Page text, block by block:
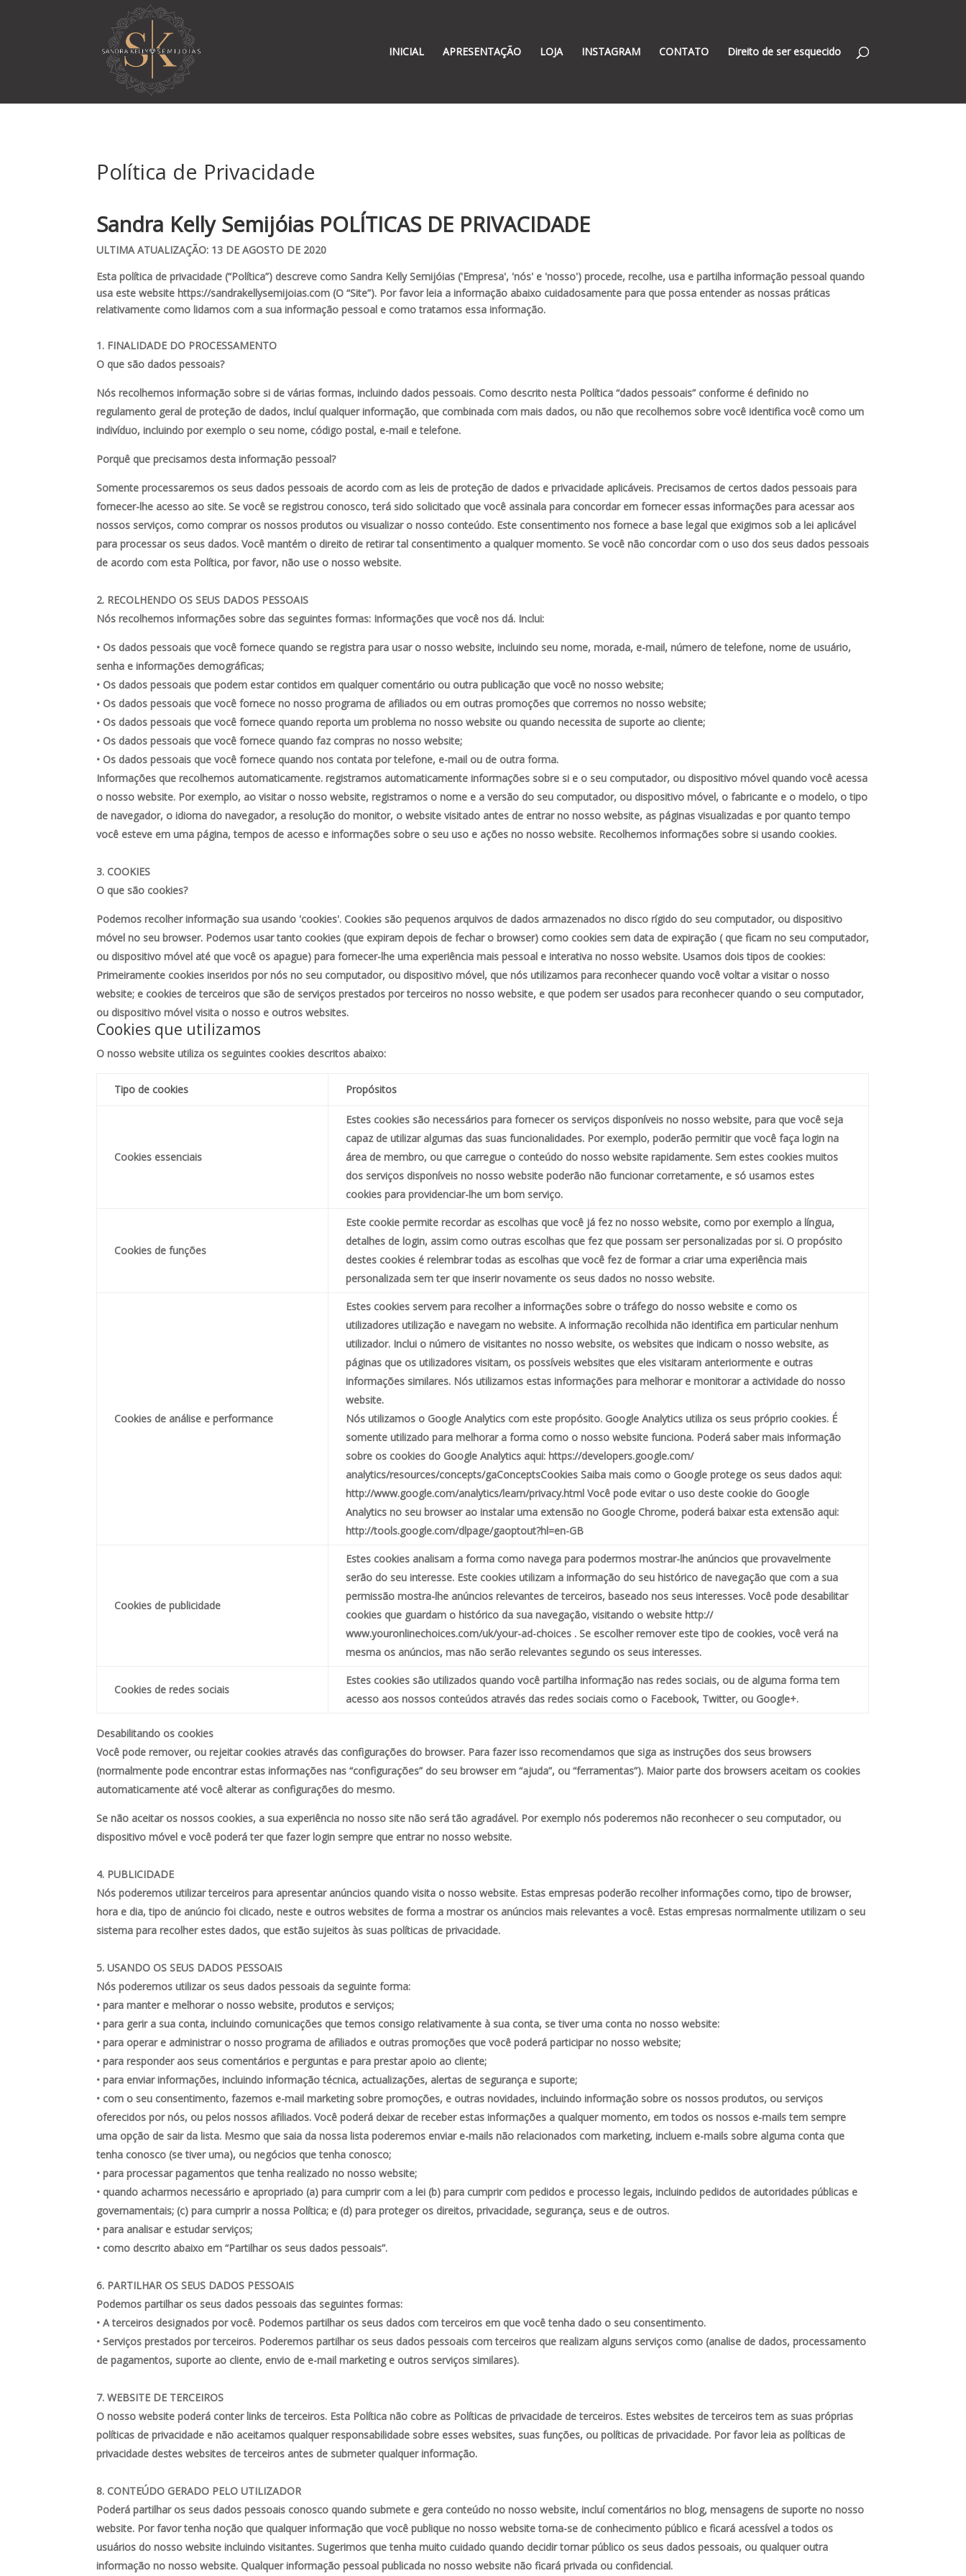
INICIAL APRESENTAÇÃO LOJA INSTAGRAM CONTATO Direito de ser esquecido
Política de Privacidade
Sandra Kelly Semijóias POLÍTICAS DE PRIVACIDADE
ULTIMA ATUALIZAÇÃO: 13 DE AGOSTO DE 2020
Esta política de privacidade (“Política”) descreve como Sandra Kelly Semijóias ('Empresa', 'nós' e 'nosso') procede, recolhe, usa e partilha informação pessoal quando
usa este website https://sandrakellysemijoias.com (O “Site”). Por favor leia a informação abaixo cuidadosamente para que possa entender as nossas práticas
relativamente como lidamos com a sua informação pessoal e como tratamos essa informação.
FINALIDADE DO PROCESSAMENTO
O que são dados pessoais?
Nós recolhemos informação sobre si de várias formas, incluindo dados pessoais. Como descrito nesta Política “dados pessoais” conforme é definido no
regulamento geral de proteção de dados, incluí qualquer informação, que combinada com mais dados, ou não que recolhemos sobre você identifica você como um
indivíduo, incluindo por exemplo o seu nome, código postal, e-mail e telefone.
Porquê que precisamos desta informação pessoal?
Somente processaremos os seus dados pessoais de acordo com as leis de proteção de dados e privacidade aplicáveis. Precisamos de certos dados pessoais para
fornecer-lhe acesso ao site. Se você se registrou conosco, terá sido solicitado que você assinala para concordar em fornecer essas informações para acessar aos
nossos serviços, como comprar os nossos produtos ou visualizar o nosso conteúdo. Este consentimento nos fornece a base legal que exigimos sob a lei aplicável
para processar os seus dados. Você mantém o direito de retirar tal consentimento a qualquer momento. Se você não concordar com o uso dos seus dados pessoais
de acordo com esta Política, por favor, não use o nosso website.
RECOLHENDO OS SEUS DADOS PESSOAIS
Nós recolhemos informações sobre das seguintes formas: Informações que você nos dá. Inclui:
• Os dados pessoais que você fornece quando se registra para usar o nosso website, incluindo seu nome, morada, e-mail, número de telefone, nome de usuário,
senha e informações demográficas;
• Os dados pessoais que podem estar contidos em qualquer comentário ou outra publicação que você no nosso website;
• Os dados pessoais que você fornece no nosso programa de afiliados ou em outras promoções que corremos no nosso website;
• Os dados pessoais que você fornece quando reporta um problema no nosso website ou quando necessita de suporte ao cliente;
• Os dados pessoais que você fornece quando faz compras no nosso website;
• Os dados pessoais que você fornece quando nos contata por telefone, e-mail ou de outra forma.
Informações que recolhemos automaticamente. registramos automaticamente informações sobre si e o seu computador, ou dispositivo móvel quando você acessa
o nosso website. Por exemplo, ao visitar o nosso website, registramos o nome e a versão do seu computador, ou dispositivo móvel, o fabricante e o modelo, o tipo
de navegador, o idioma do navegador, a resolução do monitor, o website visitado antes de entrar no nosso website, as páginas visualizadas e por quanto tempo
você esteve em uma página, tempos de acesso e informações sobre o seu uso e ações no nosso website. Recolhemos informações sobre si usando cookies.
COOKIES
O que são cookies?
Podemos recolher informação sua usando 'cookies'. Cookies são pequenos arquivos de dados armazenados no disco rígido do seu computador, ou dispositivo
móvel no seu browser. Podemos usar tanto cookies (que expiram depois de fechar o browser) como cookies sem data de expiração ( que ficam no seu computador,
ou dispositivo móvel até que você os apague) para fornecer-lhe uma experiência mais pessoal e interativa no nosso website. Usamos dois tipos de cookies:
Primeiramente cookies inseridos por nós no seu computador, ou dispositivo móvel, que nós utilizamos para reconhecer quando você voltar a visitar o nosso
website; e cookies de terceiros que são de serviços prestados por terceiros no nosso website, e que podem ser usados para reconhecer quando o seu computador,
ou dispositivo móvel visita o nosso e outros websites.
Cookies que utilizamos
O nosso website utiliza os seguintes cookies descritos abaixo:
Tipo de cookies Propósitos
Cookies essenciais
Estes cookies são necessários para fornecer os serviços disponíveis no nosso website, para que você seja
capaz de utilizar algumas das suas funcionalidades. Por exemplo, poderão permitir que você faça login na
área de membro, ou que carregue o conteúdo do nosso website rapidamente. Sem estes cookies muitos
dos serviços disponíveis no nosso website poderão não funcionar corretamente, e só usamos estes
cookies para providenciar-lhe um bom serviço.
Cookies de funções
Este cookie permite recordar as escolhas que você já fez no nosso website, como por exemplo a língua,
detalhes de login, assim como outras escolhas que fez que possam ser personalizadas por si. O propósito
destes cookies é relembrar todas as escolhas que você fez de formar a criar uma experiência mais
personalizada sem ter que inserir novamente os seus dados no nosso website.
Cookies de análise e performance
Estes cookies servem para recolher a informações sobre o tráfego do nosso website e como os
utilizadores utilização e navegam no website. A informação recolhida não identifica em particular nenhum
utilizador. Inclui o número de visitantes no nosso website, os websites que indicam o nosso website, as
páginas que os utilizadores visitam, os possíveis websites que eles visitaram anteriormente e outras
informações similares. Nós utilizamos estas informações para melhorar e monitorar a actividade do nosso
website.
Nós utilizamos o Google Analytics com este propósito. Google Analytics utiliza os seus próprio cookies. É
somente utilizado para melhorar a forma como o nosso website funciona. Poderá saber mais informação
sobre os cookies do Google Analytics aqui: https://developers.google.com/
analytics/resources/concepts/gaConceptsCookies Saiba mais como o Google protege os seus dados aqui:
http://www.google.com/analytics/learn/privacy.html Você pode evitar o uso deste cookie do Google
Analytics no seu browser ao instalar uma extensão no Google Chrome, poderá baixar esta extensão aqui:
http://tools.google.com/dlpage/gaoptout?hl=en-GB
Cookies de publicidade
Estes cookies analisam a forma como navega para podermos mostrar-lhe anúncios que provavelmente
serão do seu interesse. Este cookies utilizam a informação do seu histórico de navegação que com a sua
permissão mostra-lhe anúncios relevantes de terceiros, baseado nos seus interesses. Você pode desabilitar
cookies que guardam o histórico da sua navegação, visitando o website http://
www.youronlinechoices.com/uk/your-ad-choices . Se escolher remover este tipo de cookies, você verá na
mesma os anúncios, mas não serão relevantes segundo os seus interesses.
Cookies de redes sociais
Estes cookies são utilizados quando você partilha informação nas redes sociais, ou de alguma forma tem
acesso aos nossos conteúdos através das redes sociais como o Facebook, Twitter, ou Google+.
Desabilitando os cookies
Você pode remover, ou rejeitar cookies através das configurações do browser. Para fazer isso recomendamos que siga as instruções dos seus browsers
(normalmente pode encontrar estas informações nas “configurações” do seu browser em “ajuda”, ou “ferramentas”). Maior parte dos browsers aceitam os cookies
automaticamente até você alterar as configurações do mesmo.
Se não aceitar os nossos cookies, a sua experiência no nosso site não será tão agradável. Por exemplo nós poderemos não reconhecer o seu computador, ou
dispositivo móvel e você poderá ter que fazer login sempre que entrar no nosso website.
PUBLICIDADE
Nós poderemos utilizar terceiros para apresentar anúncios quando visita o nosso website. Estas empresas poderão recolher informações como, tipo de browser,
hora e dia, tipo de anúncio foi clicado, neste e outros websites de forma a mostrar os anúncios mais relevantes a você. Estas empresas normalmente utilizam o seu
sistema para recolher estes dados, que estão sujeitos às suas políticas de privacidade.
USANDO OS SEUS DADOS PESSOAIS
Nós poderemos utilizar os seus dados pessoais da seguinte forma:
• para manter e melhorar o nosso website, produtos e serviços;
• para gerir a sua conta, incluindo comunicações que temos consigo relativamente à sua conta, se tiver uma conta no nosso website:
• para operar e administrar o nosso programa de afiliados e outras promoções que você poderá participar no nosso website;
• para responder aos seus comentários e perguntas e para prestar apoio ao cliente;
• para enviar informações, incluindo informação técnica, actualizações, alertas de segurança e suporte;
• com o seu consentimento, fazemos e-mail marketing sobre promoções, e outras novidades, incluindo informação sobre os nossos produtos, ou serviços
oferecidos por nós, ou pelos nossos afiliados. Você poderá deixar de receber estas informações a qualquer momento, em todos os nossos e-mails tem sempre
uma opção de sair da lista. Mesmo que saia da nossa lista poderemos enviar e-mails não relacionados com marketing, incluem e-mails sobre alguma conta que
tenha conosco (se tiver uma), ou negócios que tenha conosco;
• para processar pagamentos que tenha realizado no nosso website;
• quando acharmos necessário e apropriado (a) para cumprir com a lei (b) para cumprir com pedidos e processo legais, incluindo pedidos de autoridades públicas e
governamentais; (c) para cumprir a nossa Política; e (d) para proteger os direitos, privacidade, segurança, seus e de outros.
• para analisar e estudar serviços;
• como descrito abaixo em “Partilhar os seus dados pessoais”.
PARTILHAR OS SEUS DADOS PESSOAIS
Podemos partilhar os seus dados pessoais das seguintes formas:
• A terceiros designados por você. Podemos partilhar os seus dados com terceiros em que você tenha dado o seu consentimento.
• Serviços prestados por terceiros. Poderemos partilhar os seus dados pessoais com terceiros que realizam alguns serviços como (analise de dados, processamento
de pagamentos, suporte ao cliente, envio de e-mail marketing e outros serviços similares).
WEBSITE DE TERCEIROS
O nosso website poderá conter links de terceiros. Esta Política não cobre as Políticas de privacidade de terceiros. Estes websites de terceiros tem as suas próprias
políticas de privacidade e não aceitamos qualquer responsabilidade sobre esses websites, suas funções, ou políticas de privacidade. Por favor leia as políticas de
privacidade destes websites de terceiros antes de submeter qualquer informação.
CONTEÚDO GERADO PELO UTILIZADOR
Poderá partilhar os seus dados pessoais conosco quando submete e gera conteúdo no nosso website, incluí comentários no blog, mensagens de suporte no nosso
website. Por favor tenha noção que qualquer informação que você publique no nosso website torna-se de conhecimento público e ficará acessível a todos os
usuários do nosso website incluindo visitantes. Sugerimos que tenha muito cuidado quando decidir tornar público os seus dados pessoais, ou qualquer outra
informação no nosso website. Qualquer informação pessoal publicada no nosso website não ficará privada ou confidencial.